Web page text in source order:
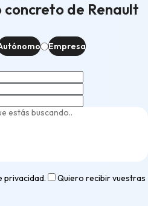
concreto de Renault
Empresa
privacidad.
Quiero recibir vuestras